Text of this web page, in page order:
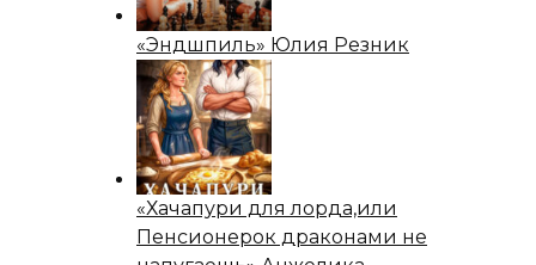
«Эндшпиль» Юлия Резник
«Хачапури для лорда,или
Пенсионерок драконами не